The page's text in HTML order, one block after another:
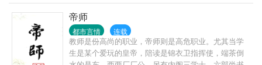
都会交代清楚，敬请观赏。 另有完本作品《国色天
香》也在网易云阅读。
帝师
都市言情 连载
教师是份高尚的职业，帝师则是高危职业。尤其当学
生是某个爱玩的皇帝，陪读是锦衣卫指挥使，端茶倒